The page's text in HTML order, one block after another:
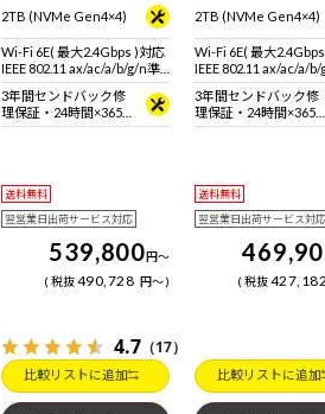
2TB (NVMe Gen4×4)
Wi-Fi 6E( 最大2.4Gbps )対応
IEEE 802.11 ax/ac/a/b/g/n準
拠 ＋ Bluetooth 5内蔵
3年間センドバック修
理保証・24時間×365
日電話サポート
送料無料
翌営業日出荷サービス対応
539,800円～
税抜490,728 円～
4.7 （17）
比較リストに追加
2TB (NVMe Gen4×4)
Wi-Fi 6E( 最大
IEEE 802.11 ax/ac/a/
拠 ＋ Bluetooth 5内蔵
3年間センドバック修
理保証・24時間×365
日電話サポート
送料無料
翌営業日出荷サービス対応
税抜
比較リストに追加